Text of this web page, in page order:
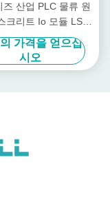
즈 산업 PLC 물류 원
크리트 Io 모듈 LS-
P2FS
가격을 얻으십
시오